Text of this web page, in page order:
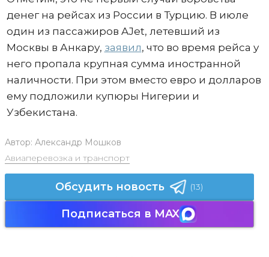
денег на рейсах из России в Турцию. В июле
один из пассажиров AJet, летевший из
Москвы в Анкару, заявил, что во время рейса у
него пропала крупная сумма иностранной
наличности. При этом вместо евро и долларов
ему подложили купюры Нигерии и
Узбекистана.
Автор: Александр Мошков
Авиаперевозка и транспорт
Обсудить новость (13)
Подписаться в MAX